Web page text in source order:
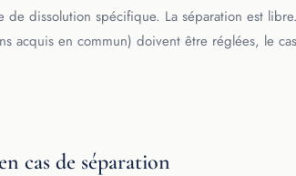
dissolution spécifique. La séparation est
acquis en commun) doivent être réglées, le
cas de séparation